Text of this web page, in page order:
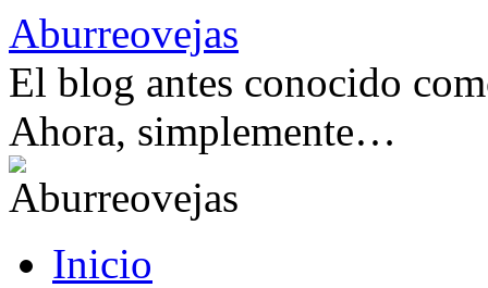
Saltar
al
contenido
Aburreovejas
El blog antes conocido
Ahora, simplemente…
Inicio